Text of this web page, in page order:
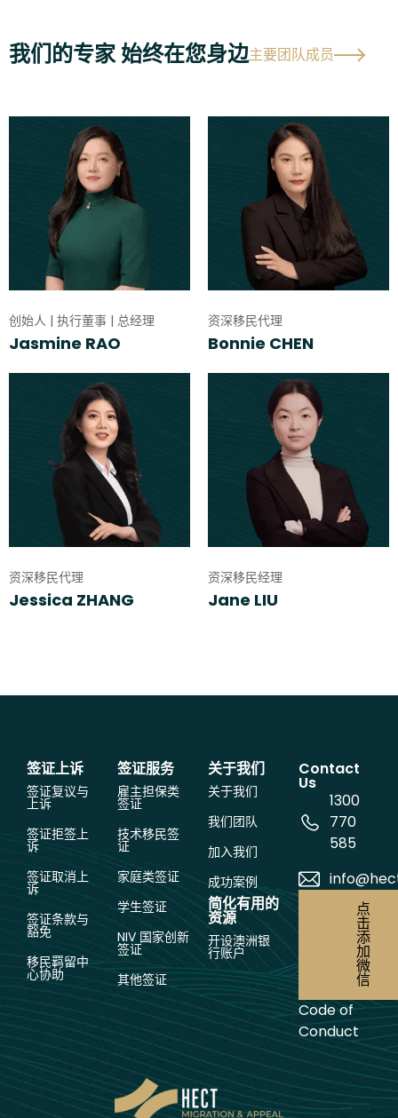
我们的专家 始终在您身边主要团队成员
创始人 | 执行董事 | 总经理
Jasmine RAO
资深移民代理
Bonnie CHEN
资深移民代理
Jessica ZHANG
资深移民经理
Jane LIU
签证上诉
签证复议与
上诉
签证拒签上
诉
签证取消上
诉
签证条款与
豁免
移民羁留中
心协助
签证服务
雇主担保类
签证
技术移民签
证
家庭类签证
学生签证
NIV 国家创新
签证
其他签证
关于我们
关于我们
我们团队
加入我们
成功案例
简化有用的
资源
开设澳洲银
行账户
Contact
Us
1300
770
585
点
击
添
加
微
信
Code of
Conduct